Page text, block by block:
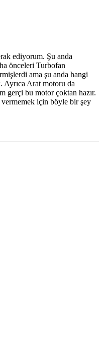
ediyorum. Şu anda
önceleri Turbofan
ama şu anda hangi
Ayrıca Arat motoru da
gerçi bu motor çoktan hazır.
için böyle bir şey